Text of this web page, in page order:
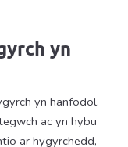
yn
yn hanfodol.
ac yn hybu
ar hygyrchedd,